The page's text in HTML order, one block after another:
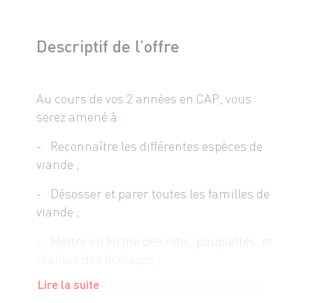
Descriptif de l’offre
Au cours de vos 2 années en CAP, vous
serez amené à :
- Reconnaître les différentes espèces de
viande ;
- Désosser et parer toutes les familles de
viande ;
- Mettre en forme des rôtis, paupiettes, et
- Réaliser des préparations bouchères à
Lire la suite